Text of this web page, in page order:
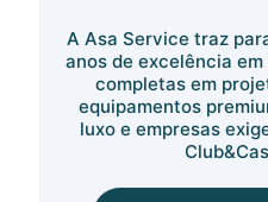
A Asa Service traz
anos de excelência
completas em
equipamentos
luxo e empresas